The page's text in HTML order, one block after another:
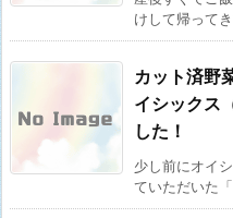
けして帰って
カット済野
イシックス
した！
少し前にオイ
ていただいた